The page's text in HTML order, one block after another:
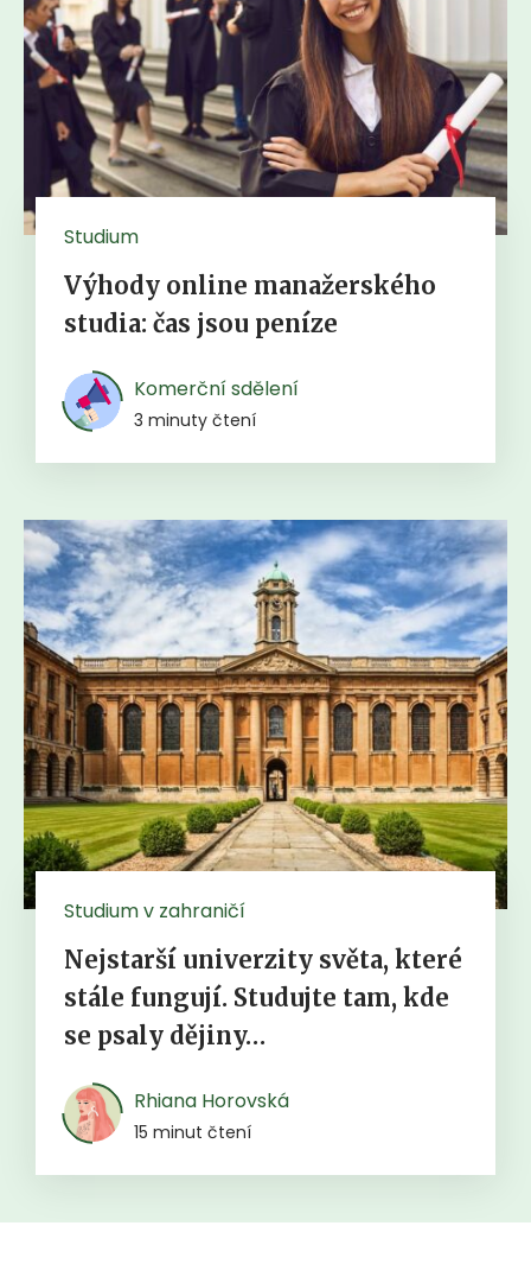
Studium
Výhody online manažerského
studia: čas jsou peníze
Komerční sdělení
3 minuty čtení
Studium v zahraničí
Nejstarší univerzity světa, které
stále fungují. Studujte tam, kde
se psaly dějiny…
Rhiana Horovská
15 minut čtení